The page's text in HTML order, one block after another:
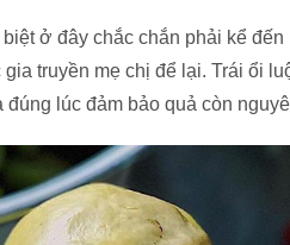
biệt ở đây chắc chắn phải kể
truyền mẹ chị để lại. Trái ổi
lúc đảm bảo quả còn